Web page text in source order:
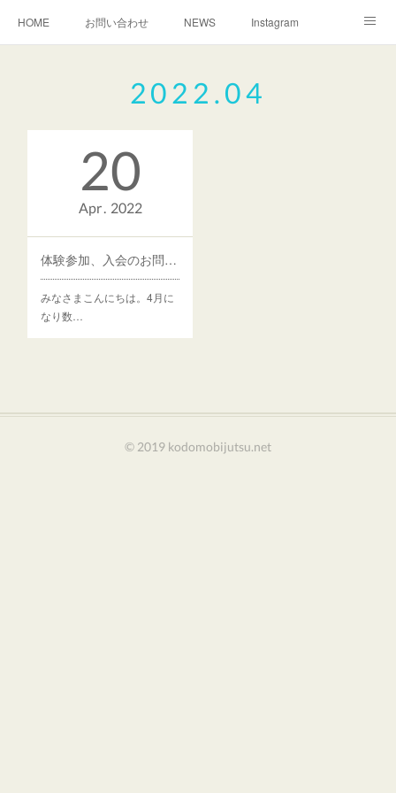
HOME お問い合わせ NEWS Instagram
2022 .04
20
Apr 2022
体験参加、入会のお問い合わせについて
みなさまこんにちは。4月に
なり数…
© 2019 kodomobijutsu.net